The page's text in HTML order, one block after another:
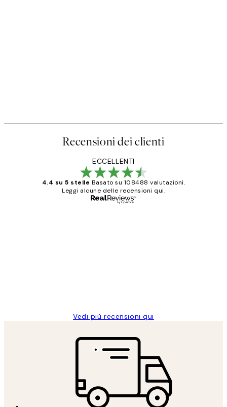
Recensioni dei clienti
ECCELLENTI
4.4 su 5 stelle Basato su 108488 valutazioni.
Leggi alcune delle recensioni qui.
Vedi più recensioni qui